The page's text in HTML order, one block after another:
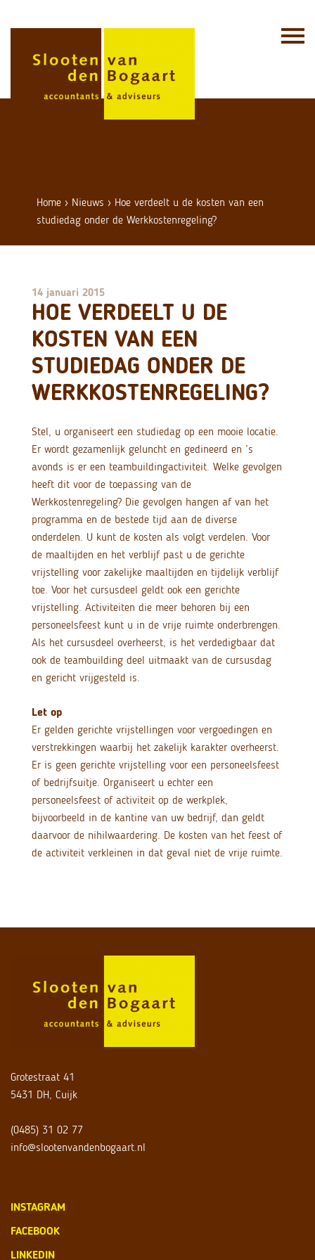
Home › Nieuws › Hoe verdeelt u de kosten van een
studiedag onder de Werkkostenregeling?
14 januari 2015
HOE VERDEELT U DE
KOSTEN VAN EEN
STUDIEDAG ONDER DE
WERKKOSTENREGELING?
Stel, u organiseert een studiedag op een mooie locatie.
Er wordt gezamenlijk geluncht en gedineerd en ’s
avonds is er een teambuildingactiviteit. Welke gevolgen
heeft dit voor de toepassing van de
Werkkostenregeling? Die gevolgen hangen af van het
programma en de bestede tijd aan de diverse
onderdelen. U kunt de kosten als volgt verdelen. Voor
de maaltijden en het verblijf past u de gerichte
vrijstelling voor zakelijke maaltijden en tijdelijk verblijf
toe. Voor het cursusdeel geldt ook een gerichte
vrijstelling. Activiteiten die meer behoren bij een
personeelsfeest kunt u in de vrije ruimte onderbrengen.
Als het cursusdeel overheerst, is het verdedigbaar dat
ook de teambuilding deel uitmaakt van de cursusdag
en gericht vrijgesteld is.
Let op
Er gelden gerichte vrijstellingen voor vergoedingen en
verstrekkingen waarbij het zakelijk karakter overheerst.
Er is geen gerichte vrijstelling voor een personeelsfeest
of bedrijfsuitje. Organiseert u echter een
personeelsfeest of activiteit op de werkplek,
bijvoorbeeld in de kantine van uw bedrijf, dan geldt
daarvoor de nihilwaardering. De kosten van het feest of
de activiteit verkleinen in dat geval niet de vrije ruimte.
Grotestraat 41
5431 DH, Cuijk
(0485) 31 02 77
info@slootenvandenbogaart.nl
INSTAGRAM
FACEBOOK
LINKEDIN